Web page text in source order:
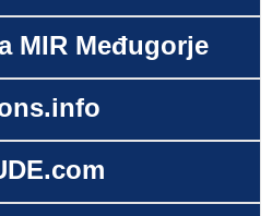
MIR Međugorje